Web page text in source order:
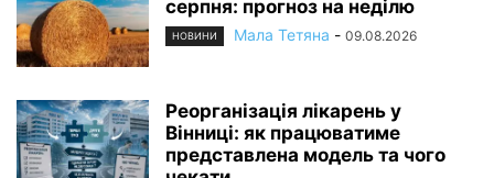
серпня: прогноз на неділю
НОВИНИ Мала Тетяна - 09.08.2026
Реорганізація лікарень у
Вінниці: як працюватиме
представлена модель та чого